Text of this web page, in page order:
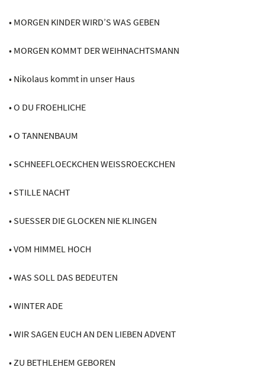
• MORGEN KINDER WIRD’S WAS GEBEN
• MORGEN KOMMT DER WEIHNACHTSMANN
• Nikolaus kommt in unser Haus
• O DU FROEHLICHE
• O TANNENBAUM
• SCHNEEFLOECKCHEN WEISSROECKCHEN
• STILLE NACHT
• SUESSER DIE GLOCKEN NIE KLINGEN
• VOM HIMMEL HOCH
• WAS SOLL DAS BEDEUTEN
• WINTER ADE
• WIR SAGEN EUCH AN DEN LIEBEN ADVENT
• ZU BETHLEHEM GEBOREN